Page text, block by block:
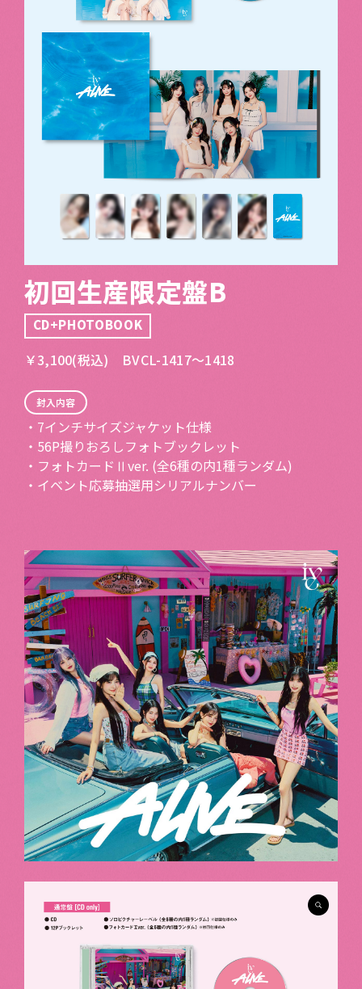
初回生産限定盤B
CD+PHOTOBOOK
￥3,100(税込) BVCL-1417〜1418
封入内容
・7インチサイズジャケット仕様
・56P撮りおろしフォトブックレット
・フォトカードⅡver. (全6種の内1種ランダム)
・イベント応募抽選用シリアルナンバー